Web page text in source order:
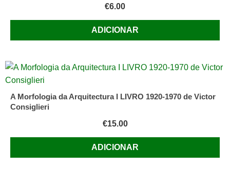
€6.00
ADICIONAR
A Morfologia da Arquitectura I LIVRO 1920-1970 de Victor
Consiglieri
€15.00
ADICIONAR